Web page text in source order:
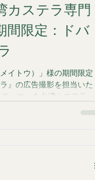
がりを目指しています。
観撮影 接待や大切な方と
気は非常に重要な要素で
、壁一面に並ぶ銘酒、そ
。 お店が持つ独特の空気
角での内観撮影はもちろ
も織り交ぜて撮影
カステラ専門
間限定：ドバ
イトウ）」様の期間限定
』の広告撮影を担当いた
ョコ」を台湾カステラに
魅力を引き立てるため、
が伝わるようシズル感を